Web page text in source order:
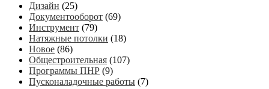
Дизайн (25)
Документооборот (69)
Инструмент (79)
Натяжные потолки (18)
Новое (86)
Общестроительная (107)
Программы ПНР (9)
Пусконаладочные работы (7)